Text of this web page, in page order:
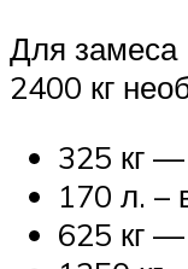
Для замеса
2400 кг
325 кг
170 л. –
625 кг —